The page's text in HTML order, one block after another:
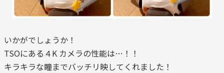
いかがでしょうか！
TSOにある４K カメラの性能は…！！
キラキラな瞳までバッチリ映してくれました！